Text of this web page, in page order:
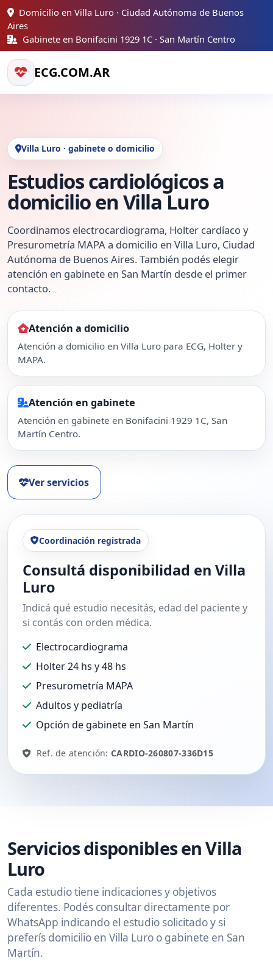
Domicilio en Villa Luro · Ciudad Autónoma de Buenos
Aires
Gabinete en Bonifacini 1929 1C · San Martín Centro
ECG.COM.AR
Villa Luro · gabinete o domicilio
Estudios cardiológicos a
domicilio en Villa Luro
Coordinamos electrocardiograma, Holter cardíaco y
Presurometría MAPA a domicilio en Villa Luro, Ciudad
Autónoma de Buenos Aires. También podés elegir
atención en gabinete en San Martín desde el primer
contacto.
Atención a domicilio
Atención a domicilio en Villa Luro para ECG, Holter y
MAPA.
Atención en gabinete
Atención en gabinete en Bonifacini 1929 1C, San
Martín Centro.
Ver servicios
Coordinación registrada
Consultá disponibilidad en Villa
Luro
Indicá qué estudio necesitás, edad del paciente y
si contás con orden médica.
Electrocardiograma
Holter 24 hs y 48 hs
Presurometría MAPA
Adultos y pediatría
Opción de gabinete en San Martín
Ref. de atención:CARDIO-260807-336D15
Servicios disponibles en Villa
Luro
Cada estudio tiene indicaciones y objetivos
diferentes. Podés consultar directamente por
WhatsApp indicando el estudio solicitado y si
preferís domicilio en Villa Luro o gabinete en San
Martín.